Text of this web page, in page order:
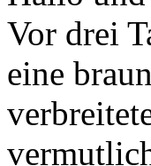
Vor drei
eine